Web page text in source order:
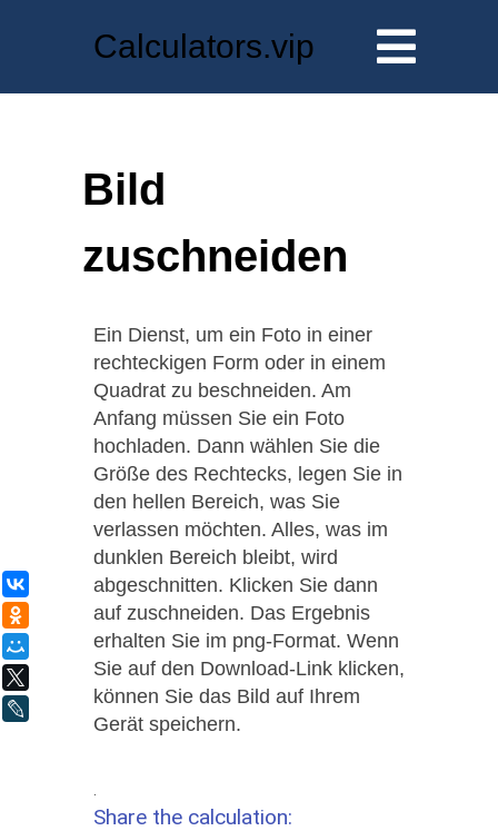
Calculators.vip
Bild
zuschneiden
Ein Dienst, um ein Foto in einer
rechteckigen Form oder in einem
Quadrat zu beschneiden. Am
Anfang müssen Sie ein Foto
hochladen. Dann wählen Sie die
Größe des Rechtecks, legen Sie in
den hellen Bereich, was Sie
verlassen möchten. Alles, was im
dunklen Bereich bleibt, wird
abgeschnitten. Klicken Sie dann
auf zuschneiden. Das Ergebnis
erhalten Sie im png-Format. Wenn
Sie auf den Download-Link klicken,
können Sie das Bild auf Ihrem
Gerät speichern.
Share the calculation:
ВКонтакте
Одноклассники
Мой Мир
LiveJournal